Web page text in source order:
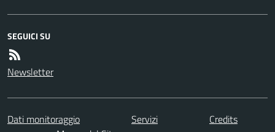
SEGUICI SU
Newsletter
Dati monitoraggio Servizi
Credits